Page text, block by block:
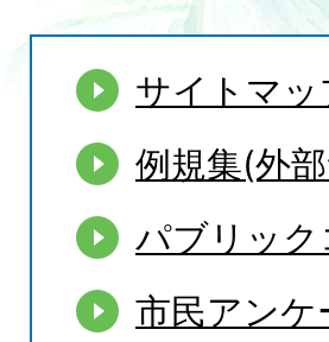
サイトマッ
例規集(外
パブリック
市民アンケ